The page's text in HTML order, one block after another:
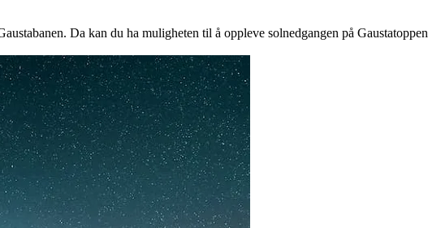
Da kan du ha muligheten til å oppleve solnedgangen på Gaustatoppen